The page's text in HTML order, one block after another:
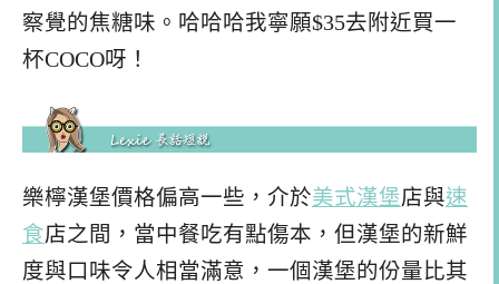
察覺的焦糖味。哈哈哈我寧願$35去附近買一
杯COCO呀！
樂檸漢堡價格偏高一些，介於美式漢堡店與速
食店之間，當中餐吃有點傷本，但漢堡的新鮮
度與口味令人相當滿意，一個漢堡的份量比其